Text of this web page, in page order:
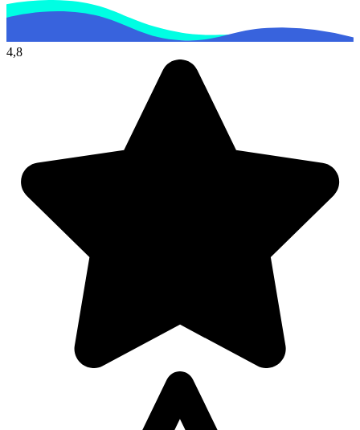
4,8